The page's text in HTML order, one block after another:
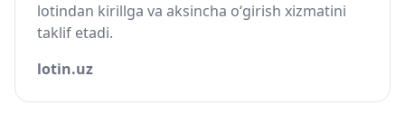
lotindan kirillga va aksincha o‘girish xizmatini
taklif etadi.
lotin.uz